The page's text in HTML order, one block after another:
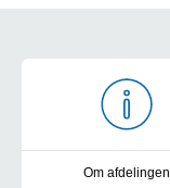
Om afdelingen